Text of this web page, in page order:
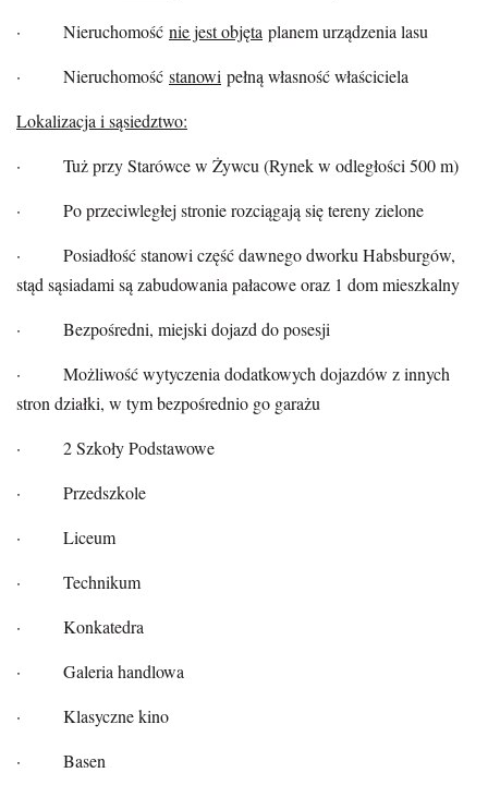
· Nieruchomość nie jest objęta planem urządzenia lasu
· Nieruchomość stanowi pełną własność właściciela
Lokalizacja i sąsiedztwo:
· Tuż przy Starówce w Żywcu (Rynek w odległości 500 m)
· Po przeciwległej stronie rozciągają się tereny zielone
· Posiadłość stanowi część dawnego dworku Habsburgów,
stąd sąsiadami są zabudowania pałacowe oraz 1 dom mieszkalny
· Bezpośredni, miejski dojazd do posesji
· Możliwość wytyczenia dodatkowych dojazdów z innych
stron działki, w tym bezpośrednio go garażu
· 2 Szkoły Podstawowe
· Przedszkole
· Liceum
· Technikum
· Konkatedra
· Galeria handlowa
· Klasyczne kino
· Basen